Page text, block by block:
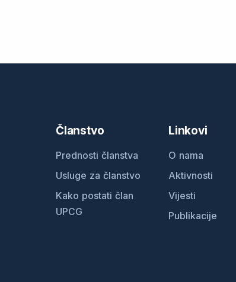
Članstvo
Prednosti članstva
Usluge za članstvo
Kako postati član
UPCG
Linkovi
O nama
Aktivnosti
Vijesti
Publikacije